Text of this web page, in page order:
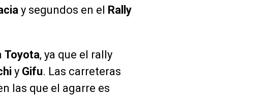
y segundos en el Rally
Toyota, ya que el rally
y Gifu. Las carreteras
las que el agarre es